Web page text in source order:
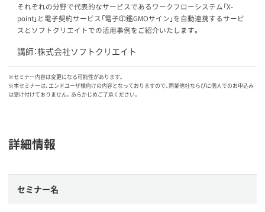
それぞれの分野で代表的なサービスであるワークフローシステム「X-
point」と電子契約サービス「電子印鑑GMOサイン」を自動連携するサービ
スとソフトクリエイトでの活用事例をご紹介いたします。
講師：株式会社ソフトクリエイト
※セミナー内容は変更になる可能性があります。
※本セミナーは、エンドユーザ様向けの内容となっておりますので、同業他社ならびに個人でのお申込み
は受け付けておりません。あらかじめご了承ください。
詳細情報
セミナー名